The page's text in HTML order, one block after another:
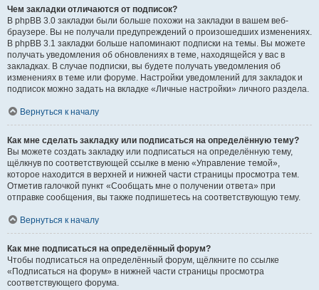
Чем закладки отличаются от подписок?
В phpBB 3.0 закладки были больше похожи на закладки в вашем веб-
браузере. Вы не получали предупреждений о произошедших изменениях.
В phpBB 3.1 закладки больше напоминают подписки на темы. Вы можете
получать уведомления об обновлениях в теме, находящейся у вас в
закладках. В случае подписки, вы будете получать уведомления об
изменениях в теме или форуме. Настройки уведомлений для закладок и
подписок можно задать на вкладке «Личные настройки» личного раздела.
Вернуться к началу
Как мне сделать закладку или подписаться на определённую тему?
Вы можете создать закладку или подписаться на определённую тему,
щёлкнув по соответствующей ссылке в меню «Управление темой»,
которое находится в верхней и нижней части страницы просмотра тем.
Отметив галочкой пункт «Сообщать мне о получении ответа» при
отправке сообщения, вы также подпишетесь на соответствующую тему.
Вернуться к началу
Как мне подписаться на определённый форум?
Чтобы подписаться на определённый форум, щёлкните по ссылке
«Подписаться на форум» в нижней части страницы просмотра
соответствующего форума.